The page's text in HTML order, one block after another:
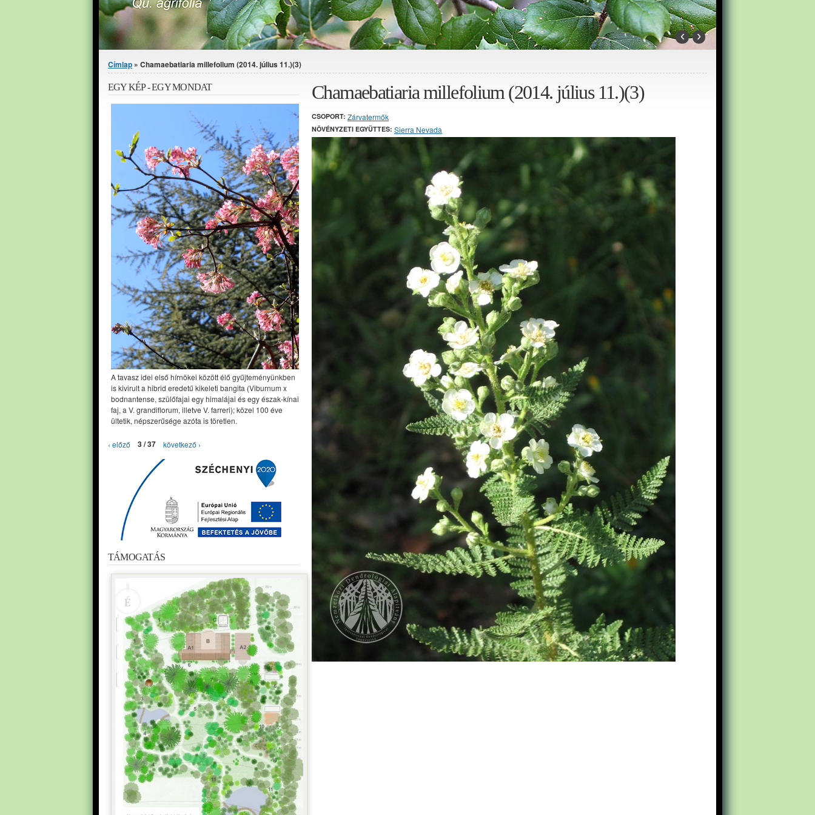
‹ ›
Jelenlegi hely
Címlap » Chamaebatiaria millefolium (2014. július 11.)(3)
Chamaebatiaria millefolium (2014. július 11.)(3)
CSOPORT: Zárvatermők
NÖVÉNYZETI EGYÜTTES: Sierra Nevada
EGY KÉP - EGY MONDAT
A tavasz idei első hírnökei között élő gyűjteményünkben
is kivirult a hibrid eredetű kikeleti bangita (Viburnum x
bodnantense, szülőfajai egy himalájai és egy észak-kínai
faj, a V. grandiflorum, illetve V. farreri); közel 100 éve
ültetik, népszerűsége azóta is töretlen.
‹ előző 3 / 37 következő ›
TÁMOGATÁS